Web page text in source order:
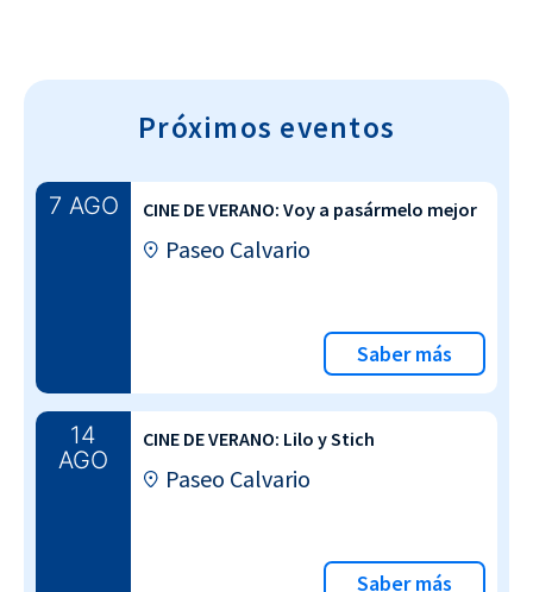
Próximos eventos
7 AGO CINE DE VERANO: Voy a pasármelo mejor
Paseo Calvario
Saber más
14
AGO
CINE DE VERANO: Lilo y Stich
Paseo Calvario
Saber más